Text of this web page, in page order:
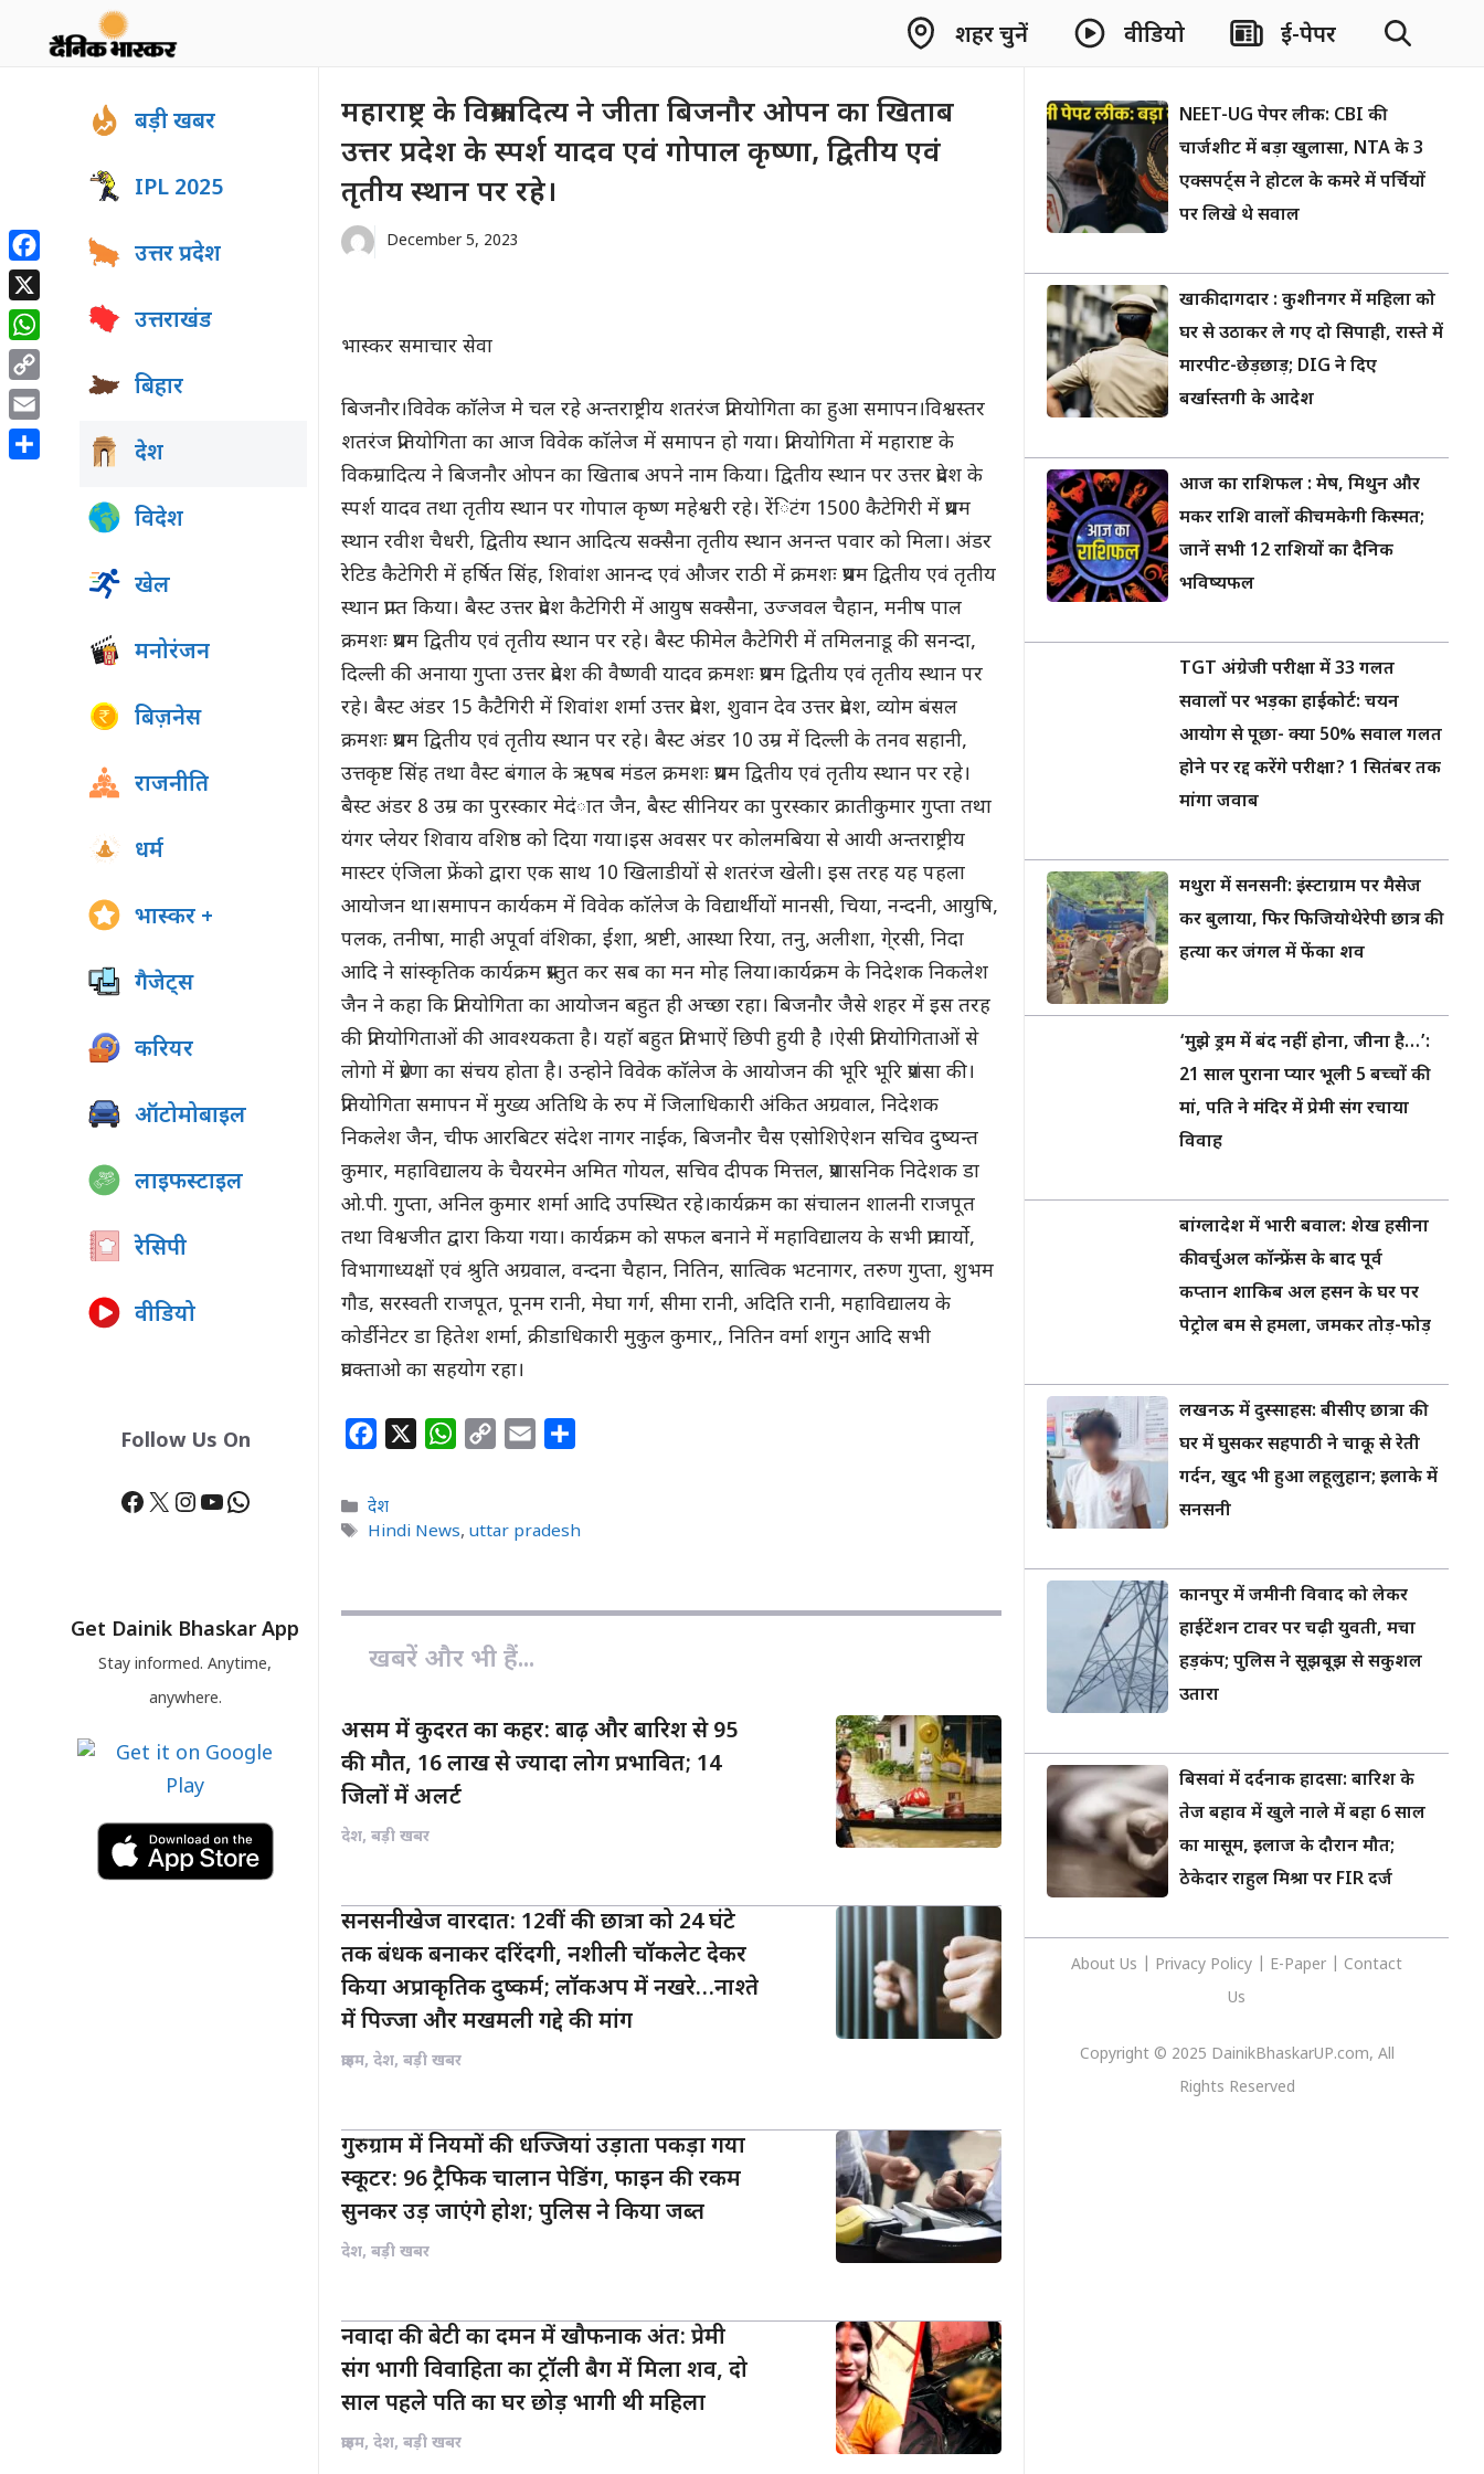
शहर चुनें वीडियो ई-पेपर
महाराष्ट्र के विक्रमादित्य ने जीता बिजनौर ओपन का खिताब
उत्तर प्रदेश के स्पर्श यादव एवं गोपाल कृष्णा, द्वितीय एवं
तृतीय स्थान पर रहे।
December 5, 2023
भास्कर समाचार सेवा
बिजनौर।विवेक काॅलेज मे चल रहे अन्तराष्ट्रीय शतरंज प्रतियोगिता का हुआ समापन।विश्वस्तर
शतरंज प्रतियोगिता का आज विवेक काॅलेज में समापन हो गया। प्रतियोगिता में महाराष्ट के
विकम्रादित्य ने बिजनौर ओपन का खिताब अपने नाम किया। द्वितीय स्थान पर उत्तर प्रदेश के
स्पर्श यादव तथा तृतीय स्थान पर गोपाल कृष्ण महेश्वरी रहे। रेंिटंग 1500 कैटेगिरी में प्रथम
स्थान रवीश चैधरी, द्वितीय स्थान आदित्य सक्सैना तृतीय स्थान अनन्त पवार को मिला। अंडर
रेटिड कैटेगिरी में हर्षित सिंह, शिवांश आनन्द एवं औजर राठी में क्रमशः प्रथम द्वितीय एवं तृतीय
स्थान प्राप्त किया। बैस्ट उत्तर प्रदेश कैटेगिरी में आयुष सक्सैना, उज्जवल चैहान, मनीष पाल
क्रमशः प्रथम द्वितीय एवं तृतीय स्थान पर रहे। बैस्ट फीमेल कैटेगिरी में तमिलनाडू की सनन्दा,
दिल्ली की अनाया गुप्ता उत्तर प्रदेश की वैष्णवी यादव क्रमशः प्रथम द्वितीय एवं तृतीय स्थान पर
रहे। बैस्ट अंडर 15 कैटैगिरी में शिवांश शर्मा उत्तर प्रदेश, शुवान देव उत्तर प्रदेश, व्योम बंसल
क्रमशः प्रथम द्वितीय एवं तृतीय स्थान पर रहे। बैस्ट अंडर 10 उम्र में दिल्ली के तनव सहानी,
उत्तकृष्ट सिंह तथा वैस्ट बंगाल के ऋषब मंडल क्रमशः प्रथम द्वितीय एवं तृतीय स्थान पर रहे।
बैस्ट अंडर 8 उम्र का पुरस्कार मेदंात जैन, बैस्ट सीनियर का पुरस्कार क्रातीकुमार गुप्ता तथा
यंगर प्लेयर शिवाय वशिष्ठ को दिया गया।इस अवसर पर कोलमबिया से आयी अन्तराष्ट्रीय
मास्टर एंजिला फ्रेंको द्वारा एक साथ 10 खिलाडीयों से शतरंज खेली। इस तरह यह पहला
आयोजन था।समापन कार्यकम में विवेक काॅलेज के विद्यार्थीयों मानसी, चिया, नन्दनी, आयुषि,
पलक, तनीषा, माही अपूर्वा वंशिका, ईशा, श्रष्टी, आस्था रिया, तनु, अलीशा, गे्रसी, निदा
आदि ने सांस्कृतिक कार्यक्रम प्रस्तुत कर सब का मन मोह लिया।कार्यक्रम के निदेशक निकलेश
जैन ने कहा कि प्रतियोगिता का आयोजन बहुत ही अच्छा रहा। बिजनौर जैसे शहर में इस तरह
की प्रतियोगिताओं की आवश्यकता है। यहाॅ बहुत प्रतिभाऐं छिपी हुयी हेै ।ऐसी प्रतियोगिताओं से
लोगो में प्रेरणा का संचय होता है। उन्होने विवेक काॅलेज के आयोजन की भूरि भूरि प्रशंसा की।
प्रतियोगिता समापन में मुख्य अतिथि के रुप में जिलाधिकारी अंकित अग्रवाल, निदेशक
निकलेश जैन, चीफ आरबिटर संदेश नागर नाईक, बिजनौर चैस एसोशिऐशन सचिव दुष्यन्त
कुमार, महाविद्यालय के चैयरमेन अमित गोयल, सचिव दीपक मित्तल, प्रशासनिक निदेशक डा
ओ.पी. गुप्ता, अनिल कुमार शर्मा आदि उपस्थित रहे।कार्यक्रम का संचालन शालनी राजपूत
तथा विश्वजीत द्वारा किया गया। कार्यक्रम को सफल बनाने में महाविद्यालय के सभी प्राचार्यो,
विभागाध्यक्षों एवं श्रुति अग्रवाल, वन्दना चैहान, नितिन, सात्विक भटनागर, तरुण गुप्ता, शुभम
गौड, सरस्वती राजपूत, पूनम रानी, मेघा गर्ग, सीमा रानी, अदिति रानी, महाविद्यालय के
कोर्डीनेटर डा हितेश शर्मा, क्रीडाधिकारी मुकुल कुमार,, नितिन वर्मा शगुन आदि सभी
प्रवक्ताओ का सहयोग रहा।
e
o
k
W
t
p
p
y
n
k
i
r
Categories
देश
Tags
Hindi News,uttar pradesh
खबरें और भी हैं...
असम में कुदरत का कहर: बाढ़ और बारिश से 95
की मौत, 16 लाख से ज्यादा लोग प्रभावित; 14
जिलों में अलर्ट
देश, बड़ी खबर
सनसनीखेज वारदात: 12वीं की छात्रा को 24 घंटे
तक बंधक बनाकर दरिंदगी, नशीली चॉकलेट देकर
किया अप्राकृतिक दुष्कर्म; लॉकअप में नखरे…नाश्ते
में पिज्जा और मखमली गद्दे की मांग
क्राइम, देश, बड़ी खबर
गुरुग्राम में नियमों की धज्जियां उड़ाता पकड़ा गया
स्कूटर: 96 ट्रैफिक चालान पेडिंग, फाइन की रकम
सुनकर उड़ जाएंगे होश; पुलिस ने किया जब्त
देश, बड़ी खबर
नवादा की बेटी का दमन में खौफनाक अंत: प्रेमी
संग भागी विवाहिता का ट्रॉली बैग में मिला शव, दो
साल पहले पति का घर छोड़ भागी थी महिला
क्राइम, देश, बड़ी खबर
बड़ी खबर
IPL 2025
उत्तर प्रदेश
उत्तराखंड
बिहार
देश
विदेश
खेल
मनोरंजन
बिज़नेस
राजनीति
धर्म
भास्कर +
गैजेट्स
करियर
ऑटोमोबाइल
लाइफस्टाइल
रेसिपी
वीडियो
Follow Us On
Facebook
X Instagram
YouTube
WhatsApp
Get Dainik Bhaskar App
Stay informed. Anytime,
anywhere.
NEET-UG पेपर लीक: CBI की
चार्जशीट में बड़ा खुलासा, NTA के 3
एक्सपर्ट्स ने होटल के कमरे में पर्चियों
पर लिखे थे सवाल
खाकी दागदार : कुशीनगर में महिला को
घर से उठाकर ले गए दो सिपाही, रास्ते में
मारपीट-छेड़छाड़; DIG ने दिए
बर्खास्तगी के आदेश
आज का राशिफल : मेष, मिथुन और
मकर राशि वालों की चमकेगी किस्मत;
जानें सभी 12 राशियों का दैनिक
भविष्यफल
TGT अंग्रेजी परीक्षा में 33 गलत
सवालों पर भड़का हाईकोर्ट: चयन
आयोग से पूछा- क्या 50% सवाल गलत
होने पर रद्द करेंगे परीक्षा? 1 सितंबर तक
मांगा जवाब
मथुरा में सनसनी: इंस्टाग्राम पर मैसेज
कर बुलाया, फिर फिजियोथेरेपी छात्र की
हत्या कर जंगल में फेंका शव
‘मुझे ड्रम में बंद नहीं होना, जीना है…’:
21 साल पुराना प्यार भूली 5 बच्चों की
मां, पति ने मंदिर में प्रेमी संग रचाया
विवाह
बांग्लादेश में भारी बवाल: शेख हसीना
की वर्चुअल कॉन्फ्रेंस के बाद पूर्व
कप्तान शाकिब अल हसन के घर पर
पेट्रोल बम से हमला, जमकर तोड़-फोड़
लखनऊ में दुस्साहस: बीसीए छात्रा की
घर में घुसकर सहपाठी ने चाकू से रेती
गर्दन, खुद भी हुआ लहूलुहान; इलाके में
सनसनी
कानपुर में जमीनी विवाद को लेकर
हाईटेंशन टावर पर चढ़ी युवती, मचा
हड़कंप; पुलिस ने सूझबूझ से सकुशल
उतारा
बिसवां में दर्दनाक हादसा: बारिश के
तेज बहाव में खुले नाले में बहा 6 साल
का मासूम, इलाज के दौरान मौत;
ठेकेदार राहुल मिश्रा पर FIR दर्ज
About Us Privacy Policy E-Paper
Contact
Us
Copyright © 2025 DainikBhaskarUP.com, All
Rights Reserved
Facebook
X
WhatsApp
Copy
Link
Email